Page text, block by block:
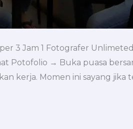
3 Jam 1 Fotografer
Potofolio → Buka puasa
kerja. Momen ini sayang